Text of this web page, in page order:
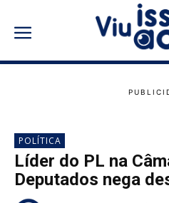
POLÍTICA
Líder do PL na
Deputados nega